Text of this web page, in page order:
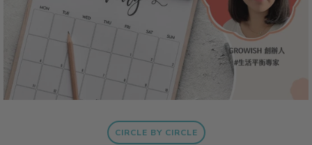
CIRCLE BY CIRCLE